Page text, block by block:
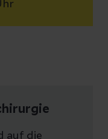
auf die